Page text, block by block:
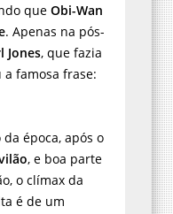
que Obi-Wan
. Apenas na pós-
Jones, que fazia
famosa frase:
época, após o
, e boa parte
o clímax da
é de um